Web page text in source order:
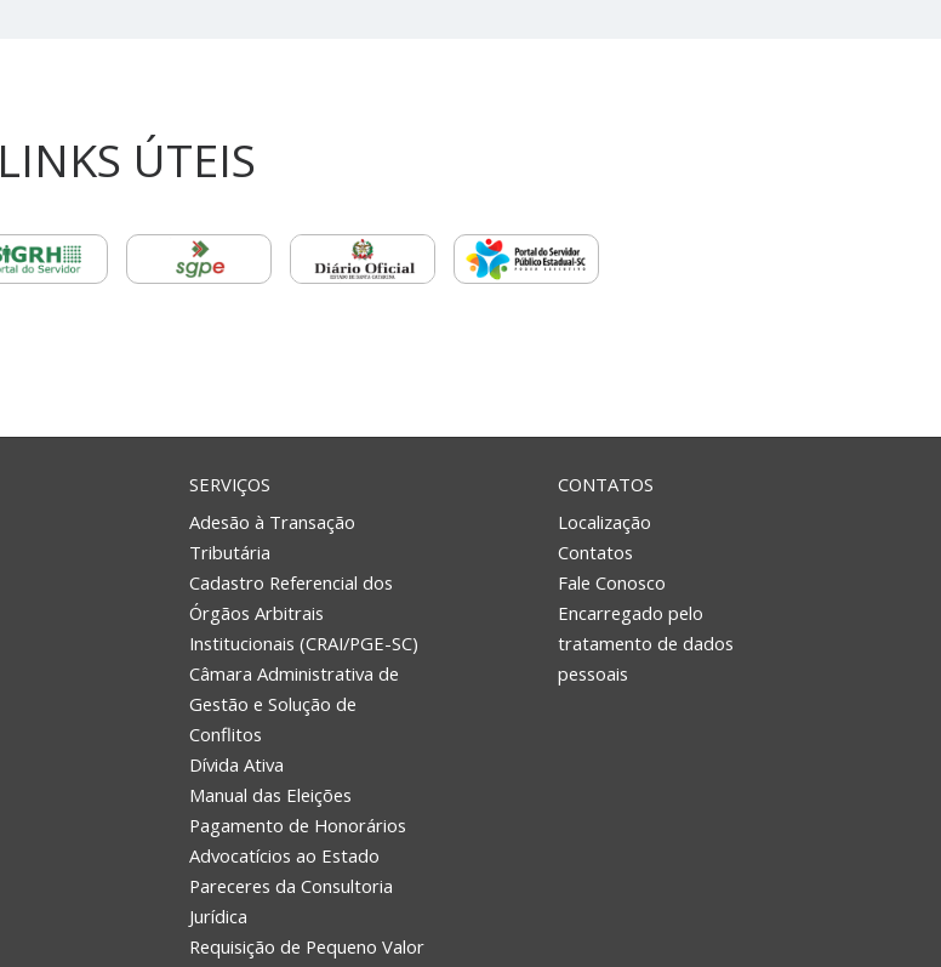
LINKS ÚTEIS
SERVIÇOS
Adesão à Transação
Tributária
Cadastro Referencial dos
Órgãos Arbitrais
Institucionais (CRAI/PGE-SC)
Câmara Administrativa de
Gestão e Solução de
Conflitos
Dívida Ativa
Manual das Eleições
Pagamento de Honorários
Advocatícios ao Estado
Pareceres da Consultoria
Jurídica
Requisição de Pequeno Valor
CONTATOS
Localização
Contatos
Fale Conosco
Encarregado pelo
tratamento de dados
pessoais